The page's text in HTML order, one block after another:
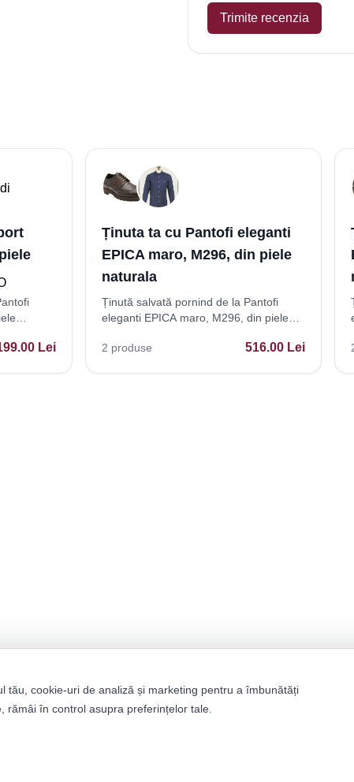
Trimite recenzia
Lei
Ținuta ta cu Pantofi eleganti
EPICA maro, M296, din piele
naturala
Ținută salvată pornind de la Pantofi
eleganti EPICA maro, M296, din piele
2 produse 516.00 Lei
tău, cookie-uri de analiză și marketing pentru a îmbunătăți
rămâi în control asupra preferințelor tale.